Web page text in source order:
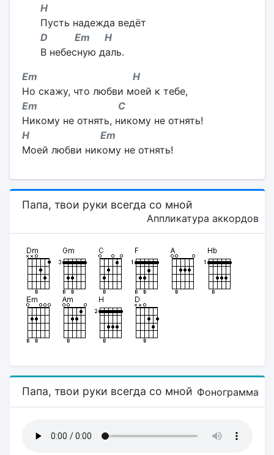
H
Пусть надежда ведёт
D Em H
В небесную даль.
Em H
Но скажу, что любви моей к тебе,
Em C
Никому не отнять, никому не отнять!
H Em
Моей любви никому не отнять!
Папа, твои руки всегда со мной
Аппликатура аккордов
Папа, твои руки всегда со мной Фонограмма